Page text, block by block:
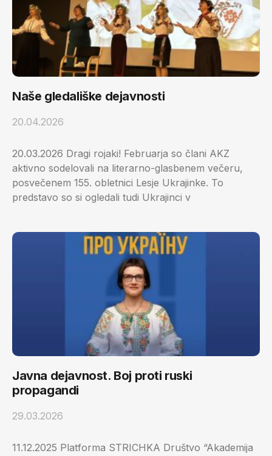
Naše gledališke dejavnosti
20.04.2026
20.03.2026 Dragi rojaki! Februarja so člani AKZ
aktivno sodelovali na literarno-glasbenem večeru,
posvečenem 155. obletnici Lesje Ukrajinke. To
predstavo so si ogledali tudi Ukrajinci v
Javna dejavnost. Boj proti ruski
propagandi
29.03.2026
11.12.2025 Platforma STRICHKA Društvo “Akademija